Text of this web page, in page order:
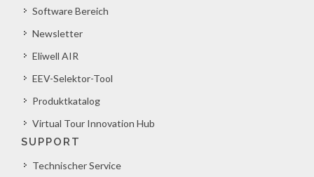
Software Bereich
Newsletter
Eliwell AIR
EEV-Selektor-Tool
Produktkatalog
Virtual Tour Innovation Hub
SUPPORT
Technischer Service